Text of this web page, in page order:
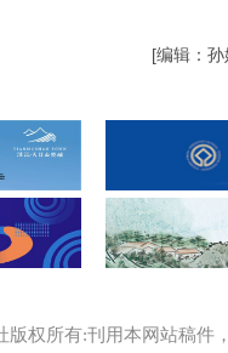
[编辑：孙
版权所有:刊用本网站稿件